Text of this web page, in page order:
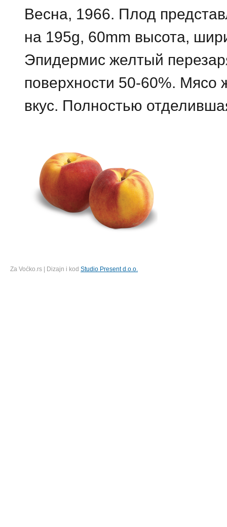
Весна, 1966. Плод
на 195g, 60mm высота,
Эпидермис желтый
поверхности 50-60%. Мясо
вкус. Полностью
Za Voćko.rs | Dizajn i kod Studio Present d.o.o.